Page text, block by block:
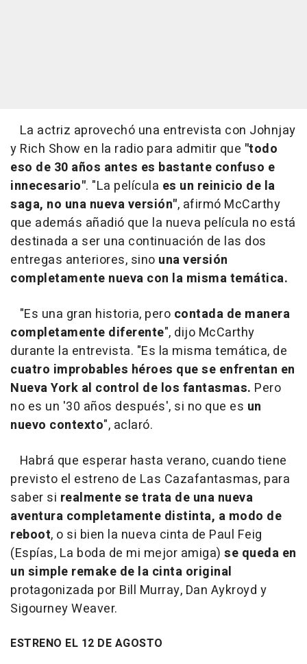
La actriz aprovechó una entrevista con Johnjay
y Rich Show en la radio para admitir que "todo
eso de 30 años antes es bastante confuso e
innecesario". "La película es un reinicio de la
saga, no una nueva versión", afirmó McCarthy
que además añadió que la nueva película no está
destinada a ser una continuación de las dos
entregas anteriores, sino una versión
completamente nueva con la misma temática.
"Es una gran historia, pero contada de manera
completamente diferente", dijo McCarthy
durante la entrevista. "Es la misma temática, de
cuatro improbables héroes que se enfrentan en
Nueva York al control de los fantasmas. Pero
no es un '30 años después', si no que es un
nuevo contexto", aclaró.
Habrá que esperar hasta verano, cuando tiene
previsto el estreno de Las Cazafantasmas, para
saber si realmente se trata de una nueva
aventura completamente distinta, a modo de
reboot, o si bien la nueva cinta de Paul Feig
(Espías, La boda de mi mejor amiga) se queda en
un simple remake de la cinta original
protagonizada por Bill Murray, Dan Aykroyd y
Sigourney Weaver.
ESTRENO EL 12 DE AGOSTO